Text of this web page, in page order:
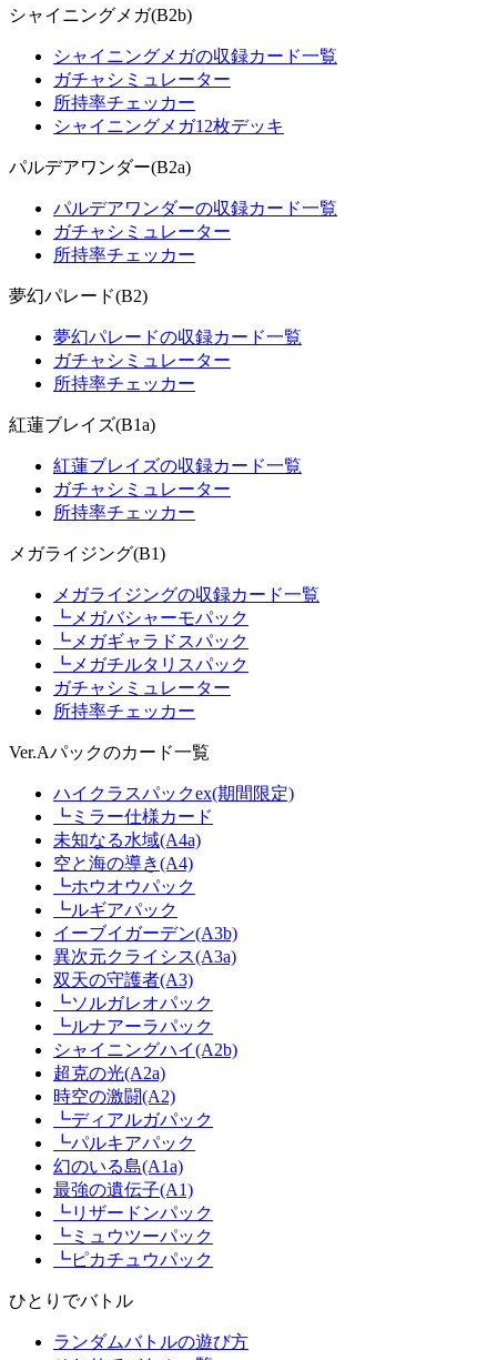
シャイニングメガ(B2b)
シャイニングメガの収録カード一覧
ガチャシミュレーター
所持率チェッカー
シャイニングメガ12枚デッキ
パルデアワンダー(B2a)
パルデアワンダーの収録カード一覧
ガチャシミュレーター
所持率チェッカー
夢幻パレード(B2)
夢幻パレードの収録カード一覧
ガチャシミュレーター
所持率チェッカー
紅蓮ブレイズ(B1a)
紅蓮ブレイズの収録カード一覧
ガチャシミュレーター
所持率チェッカー
メガライジング(B1)
メガライジングの収録カード一覧
┗メガバシャーモパック
┗メガギャラドスパック
┗メガチルタリスパック
ガチャシミュレーター
所持率チェッカー
Ver.Aパックのカード一覧
ハイクラスパックex(期間限定)
┗ミラー仕様カード
未知なる水域(A4a)
空と海の導き(A4)
┗ホウオウパック
┗ルギアパック
イーブイガーデン(A3b)
異次元クライシス(A3a)
双天の守護者(A3)
┗ソルガレオパック
┗ルナアーラパック
シャイニングハイ(A2b)
超克の光(A2a)
時空の激闘(A2)
┗ディアルガパック
┗パルキアパック
幻のいる島(A1a)
最強の遺伝子(A1)
┗リザードンパック
┗ミュウツーパック
┗ピカチュウパック
ひとりでバトル
ランダムバトルの遊び方